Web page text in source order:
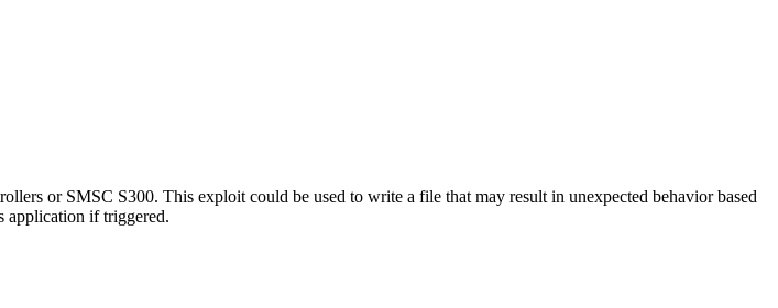
or SMSC S300. This exploit could be used to write a file that may result in unexpected behavior based
application if triggered.